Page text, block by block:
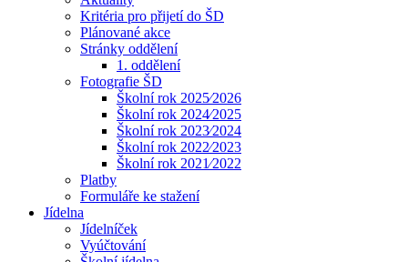
Kritéria pro přijetí do ŠD
Plánované akce
Stránky oddělení
1. oddělení
Fotografie ŠD
Školní rok 2025⁄2026
Školní rok 2024⁄2025
Školní rok 2023⁄2024
Školní rok 2022⁄2023
Školní rok 2021⁄2022
Platby
Formuláře ke stažení
Jídelna
Jídelníček
Vyúčtování